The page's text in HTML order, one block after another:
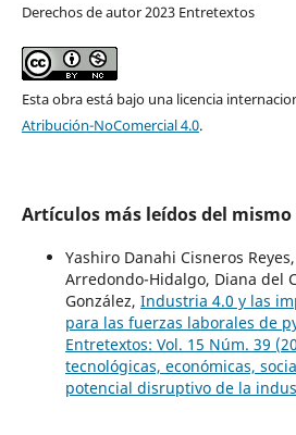
Derechos de autor 2023 Entretextos
Esta obra está bajo una licencia
Atribución-NoComercial 4.0.
Artículos más leídos del
Yashiro Danahi Cisneros
Arredondo-Hidalgo, Diana del
González, Industria 4.0 y las
para las fuerzas laborales de
Entretextos: Vol. 15 Núm. 39
tecnológicas, económicas,
potencial disruptivo de la